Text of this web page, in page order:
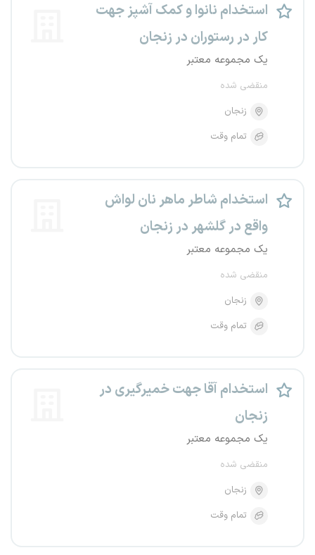
استخدام نانوا و کمک آشپز جهت
کار در رستوران در زنجان
یک مجموعه معتبر
منقضی شده
زنجان
تمام وقت
استخدام شاطر ماهر نان لواش
واقع در گلشهر در زنجان
یک مجموعه معتبر
منقضی شده
زنجان
تمام وقت
استخدام آقا جهت خمیرگیری در
زنجان
یک مجموعه معتبر
منقضی شده
زنجان
تمام وقت